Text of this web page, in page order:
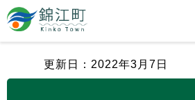
錦江町 Kinko
Town
更新日：2022年3月7日